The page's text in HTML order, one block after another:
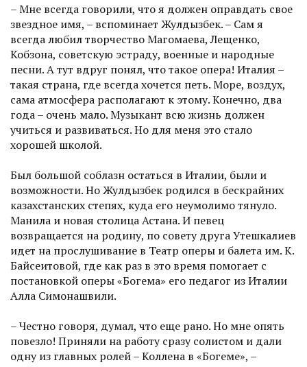
– Мне всегда говорили, что я должен оправдать свое
звездное имя, – вспоминает Жулдызбек. – Сам я
всегда любил творчество Магомае­ва, Лещенко,
Кобзона, советскую эстраду, военные и народные
песни. А тут вдруг понял, что такое опера! Италия –
такая страна, где всегда хочется петь. Море, воздух,
сама атмосфера располагают к этому. Конечно, два
года – очень мало. Музыкант всю жизнь должен
учиться и развиваться. Но для меня это стало
хорошей школой.
Был большой соблазн остаться в Италии, были и
возможности. Но Жулдызбек родился в бескрайних
казахстанских степях, куда его неумолимо тянуло.
Манила и новая столица Астана. И певец
возвращается на родину, по совету друга Утешкалиев
идет на прослушивание в Театр оперы и балета им. К.
Байсеитовой, где как раз в это время помогает с
постановкой оперы «Богема» его педагог из Италии
Алла Симонашвили.
– Честно говоря, думал, что еще рано. Но мне опять
повезло! Приняли на работу сразу солистом и дали
одну из главных ролей – Коллена в «Богеме», –